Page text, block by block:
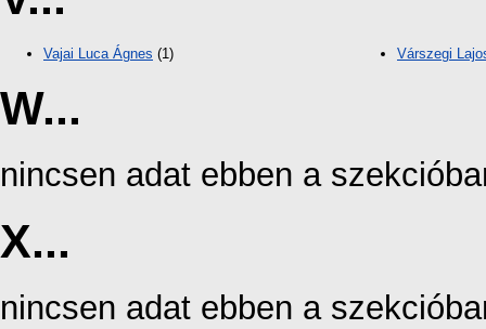
Vajai Luca Ágnes (1) Várszegi
W...
nincsen adat ebben a
X...
nincsen adat ebben a